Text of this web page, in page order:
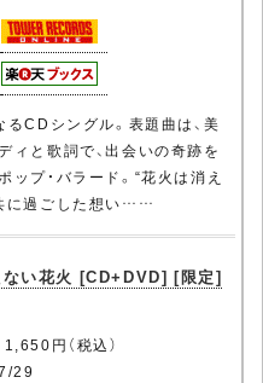
CDシングル。表題曲は、美
ィと歌詞で、出会いの奇跡を
ップ・バラード。“花火は消え
に過ごした想い……
い花火 [CD+DVD] [限定]
円（税込）
29